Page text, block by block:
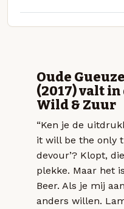
Oude
(2017) valt
Wild & Zuur
“Ken je de
it will be the only
devour’? Klopt,
plekke. Maar het
Beer. Als je mij
anders willen.